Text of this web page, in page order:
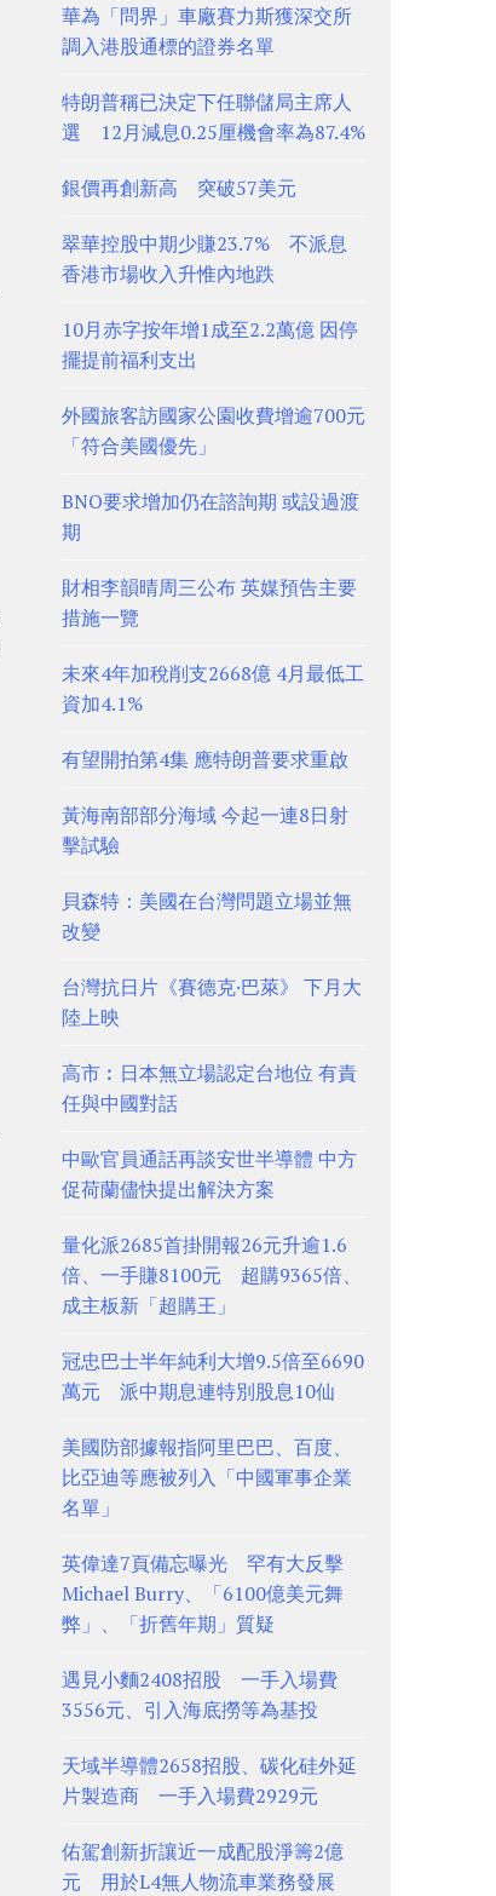
華為「問界」車廠賽力斯獲深交所
調入港股通標的證券名單
特朗普稱已決定下任聯儲局主席人
選 12月減息0.25厘機會率為87.4%
銀價再創新高 突破57美元
翠華控股中期少賺23.7% 不派息
香港市場收入升惟內地跌
10月赤字按年增1成至2.2萬億 因停
擺提前福利支出
外國旅客訪國家公園收費增逾700元
「符合美國優先」
BNO要求增加仍在諮詢期 或設過渡
期
財相李韻晴周三公布 英媒預告主要
措施一覽
未來4年加稅削支2668億 4月最低工
資加4.1%
有望開拍第4集 應特朗普要求重啟
黃海南部部分海域 今起一連8日射
擊試驗
貝森特：美國在台灣問題立場並無
改變
台灣抗日片《賽德克·巴萊》 下月大
陸上映
高市︰日本無立場認定台地位 有責
任與中國對話
中歐官員通話再談安世半導體 中方
促荷蘭儘快提出解決方案
量化派2685首掛開報26元升逾1.6
倍、一手賺8100元 超購9365倍、
成主板新「超購王」
冠忠巴士半年純利大增9.5倍至6690
萬元 派中期息連特別股息10仙
美國防部據報指阿里巴巴、百度、
比亞迪等應被列入「中國軍事企業
名單」
英偉達7頁備忘曝光 罕有大反擊
Michael Burry、「6100億美元舞
弊」、「折舊年期」質疑
遇見小麵2408招股 一手入場費
3556元、引入海底撈等為基投
天域半導體2658招股、碳化硅外延
片製造商 一手入場費2929元
佑駕創新折讓近一成配股淨籌2億
元 用於L4無人物流車業務發展